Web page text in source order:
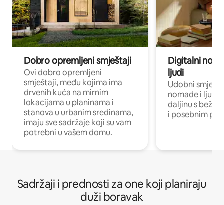
Dobro opremljeni smještaji
Ovi dobro opremljeni
smještaji, među kojima ima
drvenih kuća na mirnim
lokacijama u planinama i
stanova u urbanim sredinama,
imaju sve sadržaje koji su vam
potrebni u vašem domu.
Digitalni
ljudi
Udobni
nomade i ljude
daljinu s
i posebnim
Sadržaji i prednosti za one koji planiraju
duži boravak